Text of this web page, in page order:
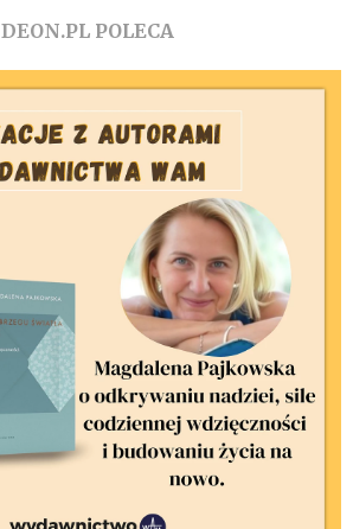
DEON.PL POLECA